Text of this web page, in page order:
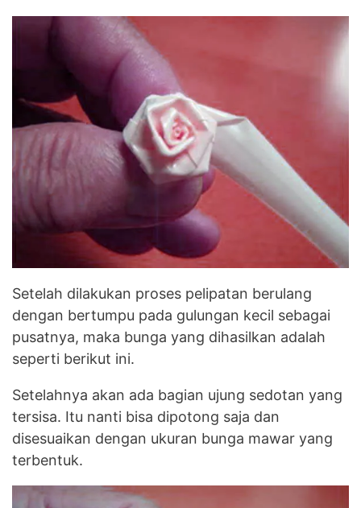
Setelah dilakukan proses pelipatan berulang
dengan bertumpu pada gulungan kecil sebagai
pusatnya, maka bunga yang dihasilkan adalah
seperti berikut ini.
Setelahnya akan ada bagian ujung sedotan yang
tersisa. Itu nanti bisa dipotong saja dan
disesuaikan dengan ukuran bunga mawar yang
terbentuk.